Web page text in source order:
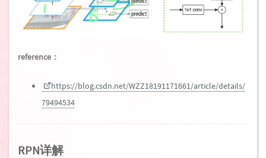
reference：
https://blog.csdn.net/WZZ18191171661/article/details/
79494534
RPN详解